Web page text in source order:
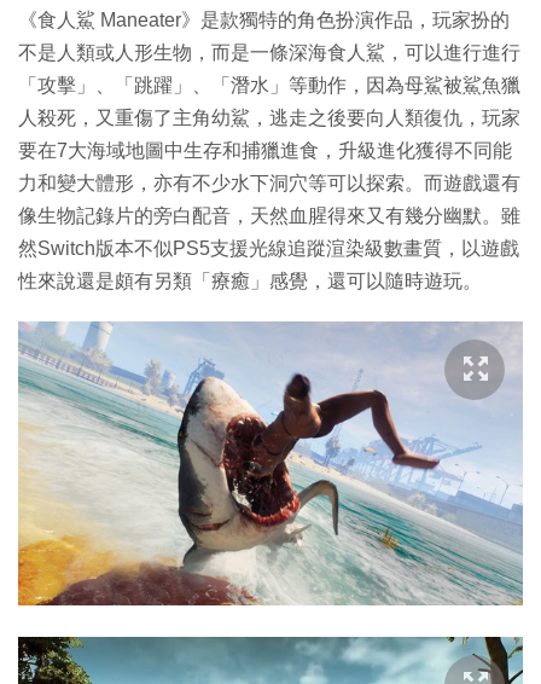
《食人鯊 Maneater》是款獨特的角色扮演作品，玩家扮的
不是人類或人形生物，而是一條深海食人鯊，可以進行進行
「攻擊」、「跳躍」、「潛水」等動作，因為母鯊被鯊魚獵
人殺死，又重傷了主角幼鯊，逃走之後要向人類復仇，玩家
要在7大海域地圖中生存和捕獵進食，升級進化獲得不同能
力和變大體形，亦有不少水下洞穴等可以探索。而遊戲還有
像生物記錄片的旁白配音，天然血腥得來又有幾分幽默。雖
然Switch版本不似PS5支援光線追蹤渲染級數畫質，以遊戲
性來說還是頗有另類「療癒」感覺，還可以隨時遊玩。